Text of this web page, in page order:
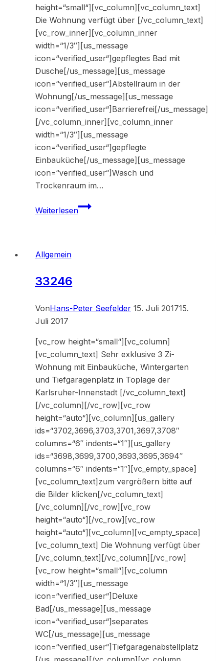
height=“small“][vc_column][vc_column_text]
Die Wohnung verfügt über [/vc_column_text]
[vc_row_inner][vc_column_inner
width=“1/3″][us_message
icon=“verified_user“]gepflegtes Bad mit
Dusche[/us_message][us_message
icon=“verified_user“]Abstellraum in der
Wohnung[/us_message][us_message
icon=“verified_user“]Barrierefrei[/us_message]
[/vc_column_inner][vc_column_inner
width=“1/3″][us_message
icon=“verified_user“]gepflegte
Einbauküche[/us_message][us_message
icon=“verified_user“]Wasch und
Trockenraum im…
Weiterlesen33255
Allgemein
33246
VonHans-Peter Seefelder 15. Juli 201715.
Juli 2017
[vc_row height=“small“][vc_column]
[vc_column_text] Sehr exklusive 3 Zi-
Wohnung mit Einbauküche, Wintergarten
und Tiefgaragenplatz in Toplage der
Karlsruher-Innenstadt [/vc_column_text]
[/vc_column][/vc_row][vc_row
height=“auto“][vc_column][us_gallery
ids=“3702,3696,3703,3701,3697,3708″
columns=“6″ indents=“1″][us_gallery
ids=“3698,3699,3700,3693,3695,3694″
columns=“6″ indents=“1″][vc_empty_space]
[vc_column_text]zum vergrößern bitte auf
die Bilder klicken[/vc_column_text]
[/vc_column][/vc_row][vc_row
height=“auto“][/vc_row][vc_row
height=“auto“][vc_column][vc_empty_space]
[vc_column_text] Die Wohnung verfügt über
[/vc_column_text][/vc_column][/vc_row]
[vc_row height=“small“][vc_column
width=“1/3″][us_message
icon=“verified_user“]Deluxe
Bad[/us_message][us_message
icon=“verified_user“]separates
WC[/us_message][us_message
icon=“verified_user“]Tiefgaragenabstellplatz